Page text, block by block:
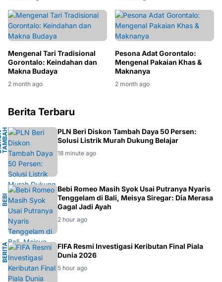
Mengenal Tari Tradisional
Gorontalo: Keindahan dan
Makna Budaya
2 month ago
Pesona Adat Gorontalo:
Mengenal Pakaian Khas &
Maknanya
2 month ago
Berita Terbaru
B
HA
PLN Beri Diskon Tambah Daya 50 Persen:
Solusi Listrik Murah Dukung Belajar
18 minute ago
B
E
B
I
R
O
M
EO
Bebi Romeo Masih Syok Usai Putranya Nyaris
Tenggelam di Bali, Meisya Siregar: Dia Merasa
Gagal Jadi Ayah
2 hour ago
B
E
R
IT
A
B
O
LA
FIFA Resmi Investigasi Keributan Final Piala
Dunia 2026
5 hour ago